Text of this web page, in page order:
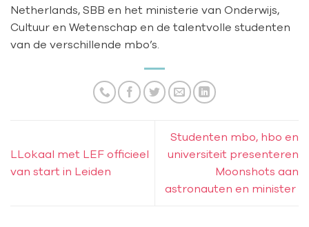
Netherlands, SBB en het ministerie van Onderwijs,
Cultuur en Wetenschap en de talentvolle studenten
van de verschillende mbo’s.
LLokaal met LEF officieel
van start in Leiden
Studenten mbo, hbo en
universiteit presenteren
Moonshots aan
astronauten en minister